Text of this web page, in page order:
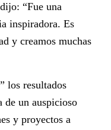
“Fue una
inspiradora. Es
y creamos muchas
los resultados
de un auspicioso
y proyectos a